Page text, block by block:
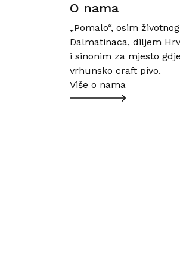
O nama
„Pomalo“, osim
Dalmatinaca, diljem
i sinonim za mjesto
vrhunsko craft pivo.
Više o nama